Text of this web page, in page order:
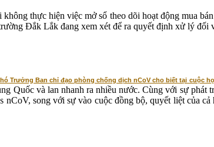
thực hiện việc mở sổ theo dõi hoạt động mua
Đắk Lắk đang xem xét để ra quyết định xử lý đối
Trưởng Ban chỉ đạo phòng chống dịch nCoV cho biết tại cuộc
Quốc và lan nhanh ra nhiều nước. Cùng với sự
song với sự vào cuộc đồng bộ, quyết liệt của